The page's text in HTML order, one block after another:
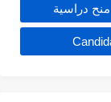
منح دراسية